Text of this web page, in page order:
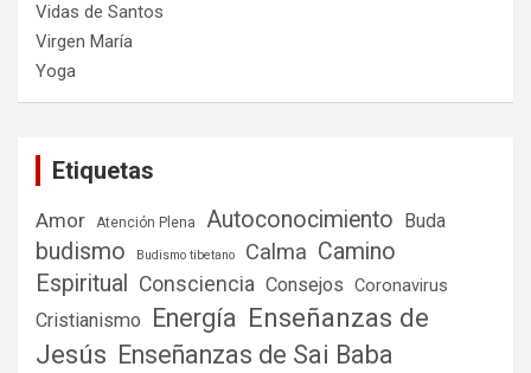
Vidas de Santos
Virgen María
Yoga
Etiquetas
Amor Atención Plena Autoconocimiento Buda
budismo Budismo tibetano Calma Camino
Espiritual
Consciencia Consejos Coronavirus
Cristianismo Energía Enseñanzas de
Jesús Enseñanzas de Sai Baba